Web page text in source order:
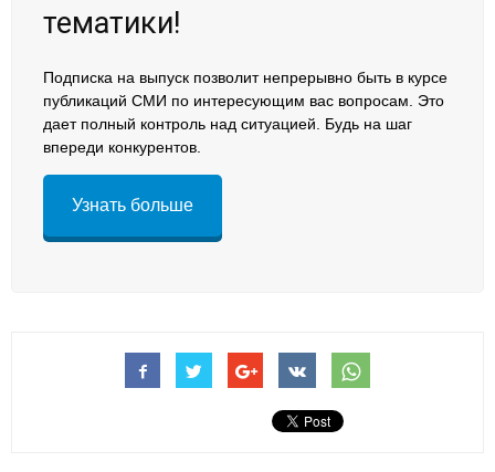
тематики!
Подписка на выпуск позволит непрерывно быть в курсе
публикаций СМИ по интересующим вас вопросам. Это
дает полный контроль над ситуацией. Будь на шаг
впереди конкурентов.
Узнать больше